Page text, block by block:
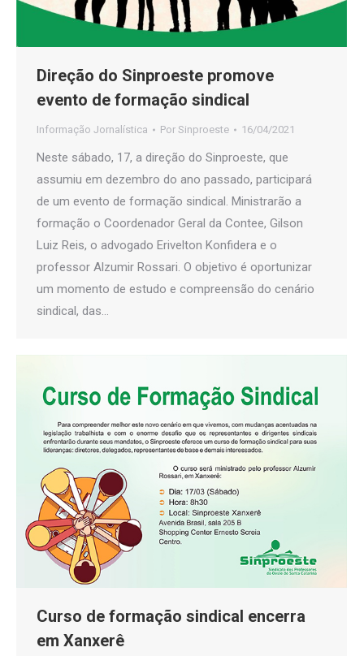
Direção do Sinproeste promove
evento de formação sindical
Informação Jornalística Por Sinproeste 16/04/2021
Neste sábado, 17, a direção do Sinproeste, que
assumiu em dezembro do ano passado, participará
de um evento de formação sindical. Ministrarão a
formação o Coordenador Geral da Contee, Gilson
Luiz Reis, o advogado Erivelton Konfidera e o
professor Alzumir Rossari. O objetivo é oportunizar
um momento de estudo e compreensão do cenário
sindical, das…
Curso de formação sindical encerra
em Xanxerê